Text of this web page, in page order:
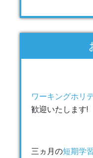
ワーキングホリ
歓迎いたします!
三ヵ月の短期学